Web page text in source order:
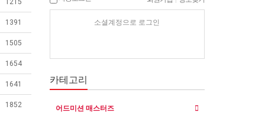
1215
1391
1505
1654
1641
1852
소셜계정으로 로그인
카테고리
어드미션 매스터즈